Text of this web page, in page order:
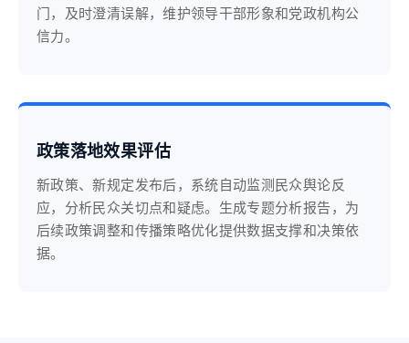
门，及时澄清误解，维护领导干部形象和党政机构公
信力。
政策落地效果评估
新政策、新规定发布后，系统自动监测民众舆论反
应，分析民众关切点和疑虑。生成专题分析报告，为
后续政策调整和传播策略优化提供数据支撑和决策依
据。